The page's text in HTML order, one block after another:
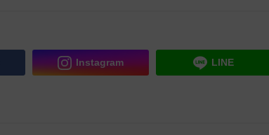
Instagram LINE